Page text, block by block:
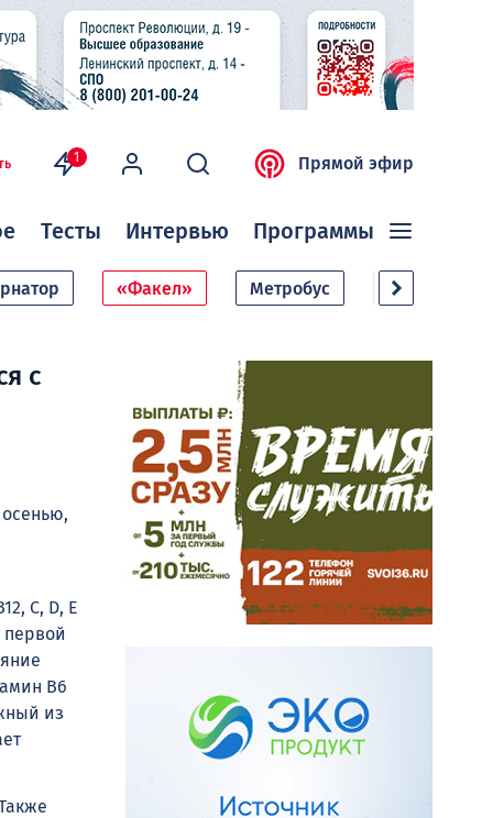
1 Прямой эфир
Тесты Интервью Программы
«Факел» Метробус Дачный
с
С, D, E
первой
В6
из